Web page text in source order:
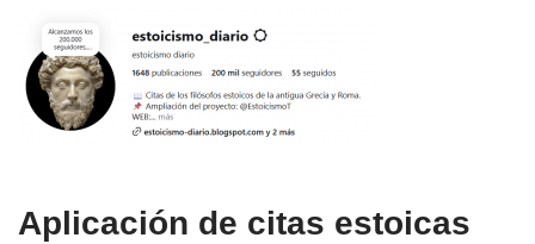
Aplicación de citas estoicas